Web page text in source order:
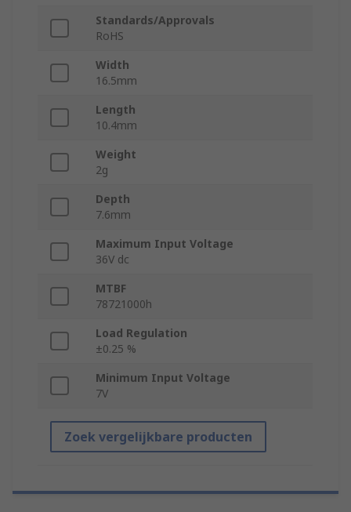
Standards/Approvals
RoHS
Width
16.5mm
Length
10.4mm
Weight
2g
Depth
7.6mm
Maximum Input Voltage
36V dc
MTBF
78721000h
Load Regulation
±0.25 %
Minimum Input Voltage
7V
Zoek vergelijkbare producten